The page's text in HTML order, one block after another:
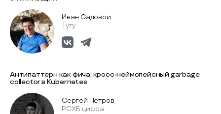
Иван Садовой
Туту
Антипаттерн как фича: кросс-неймспейсный garbage
collector в Kubernetes
Сергей Петров
РСХБ.цифра